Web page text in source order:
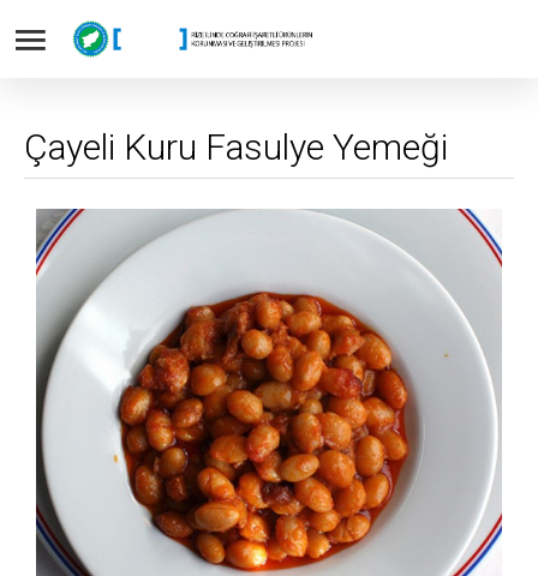
Çayeli Kuru Fasulye Yemeği